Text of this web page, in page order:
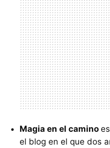
Magia en el camino
el blog en el que dos